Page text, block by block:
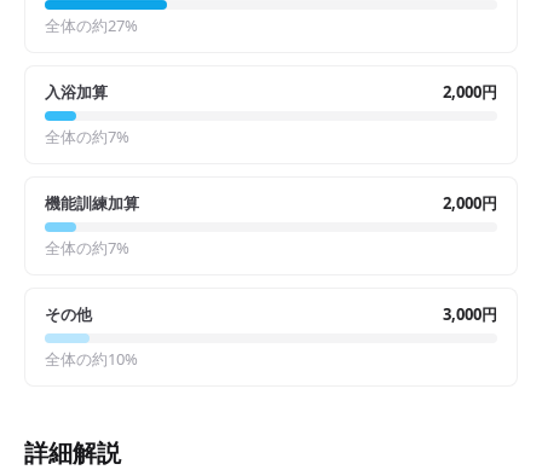
全体の約27%
入浴加算 2,000円
全体の約7%
機能訓練加算 2,000円
全体の約7%
その他 3,000円
全体の約10%
詳細解説